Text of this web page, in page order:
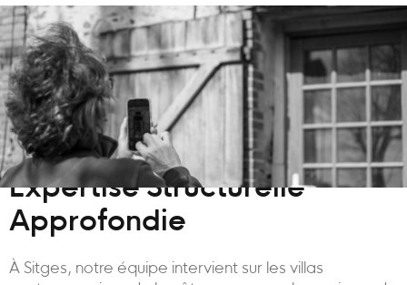
Expertise Structurelle
Approfondie
À Sitges, notre équipe intervient sur les villas